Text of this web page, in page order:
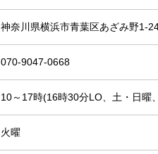
神奈川県横浜市青葉区あざみ野1-
070-9047-0668
10～17時(16時30分LO、土・日
火曜